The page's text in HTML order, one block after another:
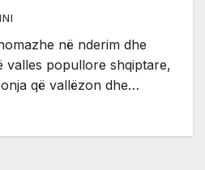
në nderim dhe
valles popullore shqiptare,
që vallëzon dhe…